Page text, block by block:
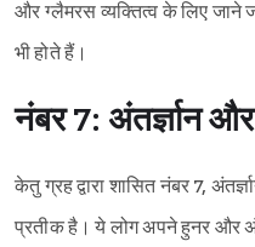
और ग्लैमरस व्यक्तित्व के लिए जाने
भी होते हैं।
नंबर 7: अंतर्ज्ञान
केतु ग्रह द्वारा शासित नंबर 7,
प्रतीक है। ये लोग अपने हुनर और